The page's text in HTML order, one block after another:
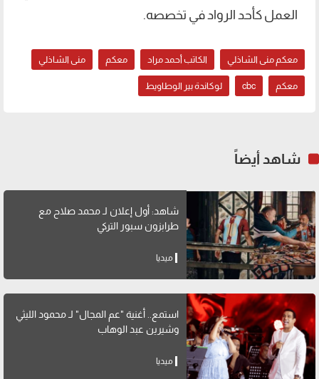
العمل كأحد الرواد في تخصصه.
معكم منى الشاذلي الكاتب أحمد مراد معكم منى الشاذلي
معكم cbc لوكاندة بير الوطاويط
شاهد أيضاً
شاهد: أول إعلان لـ محمد صلاح مع
طرابزون سبور التركي
ميديا
استمع.. أغنية "عم المجال" لـ محمود الليثي
وشيرين عبد الوهاب
ميديا